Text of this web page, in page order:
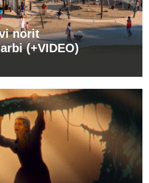
norit
(+VIDEO)